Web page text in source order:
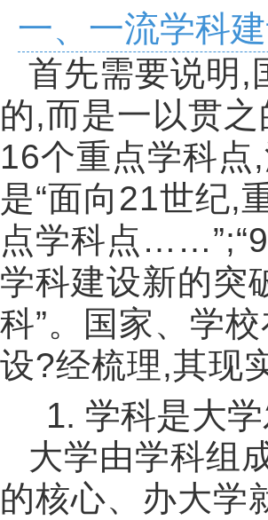
一、一流学科
首先需要说明 ,
的,而是一以贯
16个重点学科点,
是“面向 21世纪,
点学科点
学科建设新的突
科”。国家、学
设?经梳理,其现
1. 学科是大
大学由学科组
的核心、办大学